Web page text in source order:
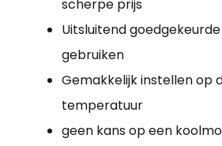
scherpe prijs
Uitsluitend
gebruiken
Gemakkelijk instellen op
temperatuur
geen kans op een